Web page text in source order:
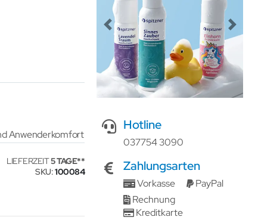
Anwenderkomfort
LIEFERZEIT5 TAGE
SKU 100084
Previous Next
Hotline
037754 3090
Zahlungsarten
Vorkasse
PayPal
Rechnung
Kreditkarte